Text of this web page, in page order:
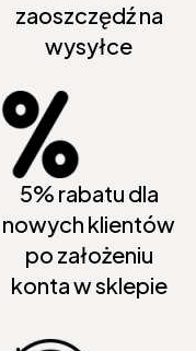
zaoszczędź na
wysyłce
5% rabatu dla
nowych klientów
po założeniu
konta w sklepie